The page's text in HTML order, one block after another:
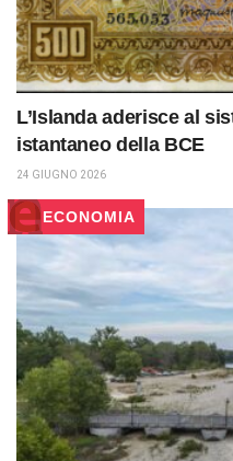
L’Islanda aderisce al
istantaneo della BCE
24 GIUGNO 2026
ECONOMIA